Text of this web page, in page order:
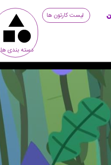
لیست کارتون ها
دسته بندی ها